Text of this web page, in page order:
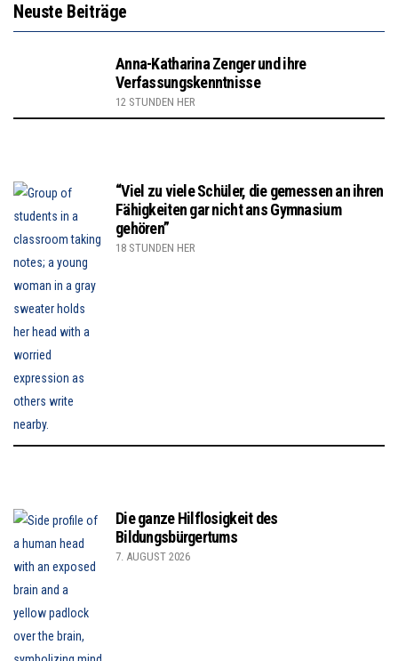
Neuste Beiträge
Anna-Katharina Zenger und ihre
Verfassungskenntnisse
12 STUNDEN HER
“Viel zu viele Schüler, die gemessen an ihren
Fähigkeiten gar nicht ans Gymnasium
gehören”
18 STUNDEN HER
Die ganze Hilflosigkeit des
Bildungsbürgertums
7. AUGUST 2026